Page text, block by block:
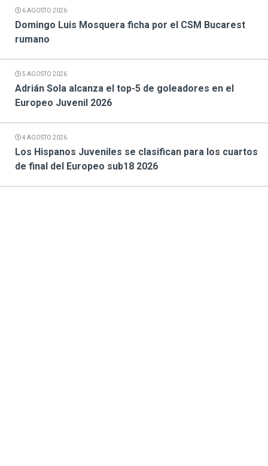
6 AGOSTO 2026
Domingo Luis Mosquera ficha por el CSM Bucarest
rumano
5 AGOSTO 2026
Adrián Sola alcanza el top-5 de goleadores en el
Europeo Juvenil 2026
4 AGOSTO 2026
Los Hispanos Juveniles se clasifican para los cuartos
de final del Europeo sub18 2026